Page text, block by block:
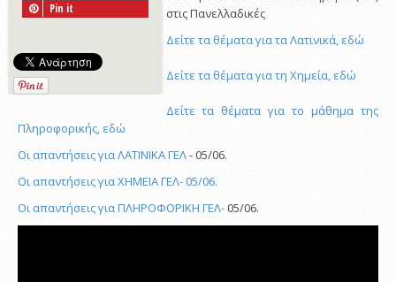
Pin it
στις Πανελλαδικές
Δείτε τα θέματα για τα Λατινικά, εδώ
Δείτε τα θέματα για τη Χημεία, εδώ
Δείτε τα θέματα για το μάθημα της
Πληροφορικής, εδώ
Oιαπαντήσεις για ΛΑΤΙΝΙΚΑΓΕΛ- 05/06.
Oι απαντήσεις για ΧΗΜΕΙΑ ΓΕΛ- 05/06.
Οιαπαντήσεις για ΠΛΗΡΟΦΟΡΙΚΗ ΓΕΛ-05/06.